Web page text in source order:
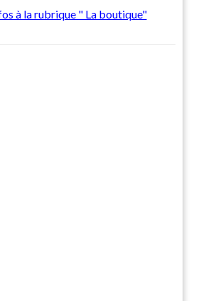
à la rubrique " La boutique"